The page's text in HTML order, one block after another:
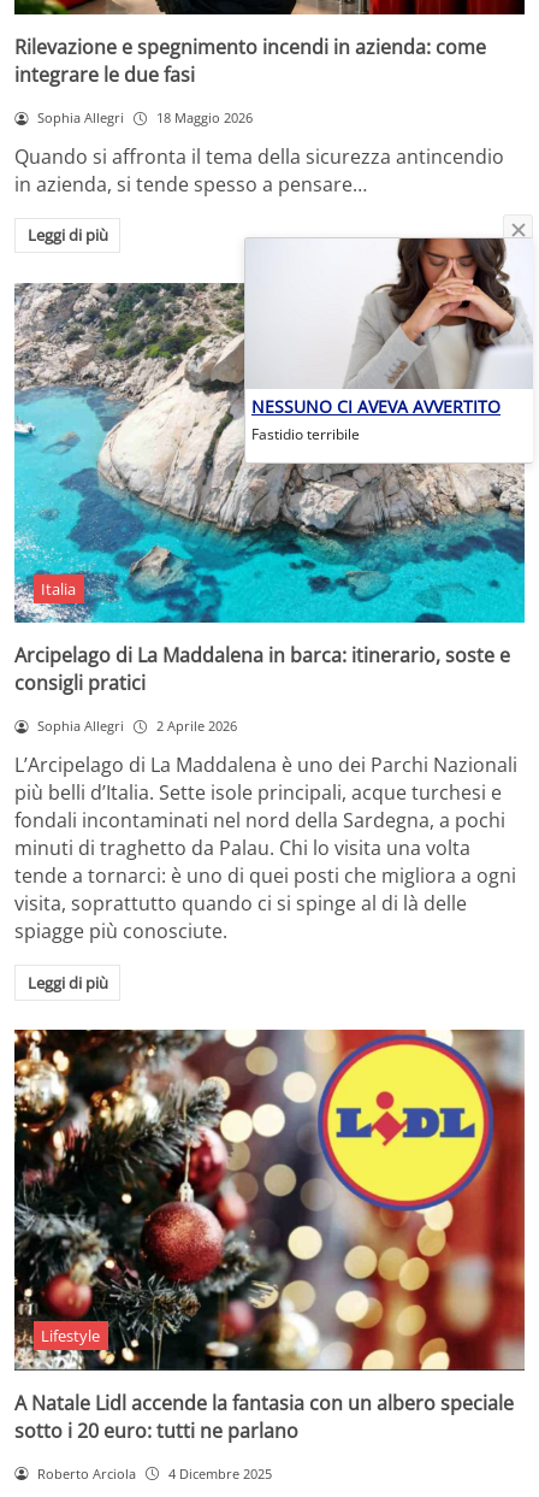
Rilevazione e spegnimento incendi in azienda: come
integrare le due fasi
Sophia Allegri 18 Maggio 2026
Quando si affronta il tema della sicurezza antincendio
in azienda, si tende spesso a pensare…
Leggi di più
Italia
Arcipelago di La Maddalena in barca: itinerario, soste e
consigli pratici
Sophia Allegri 2 Aprile 2026
L’Arcipelago di La Maddalena è uno dei Parchi Nazionali
più belli d’Italia. Sette isole principali, acque turchesi e
fondali incontaminati nel nord della Sardegna, a pochi
minuti di traghetto da Palau. Chi lo visita una volta
tende a tornarci: è uno di quei posti che migliora a ogni
visita, soprattutto quando ci si spinge al di là delle
spiagge più conosciute.
Leggi di più
Lifestyle
A Natale Lidl accende la fantasia con un albero speciale
sotto i 20 euro: tutti ne parlano
Roberto Arciola 4 Dicembre 2025
NESSUNO CI AVEVA AVVERTITO
Fastidio terribile